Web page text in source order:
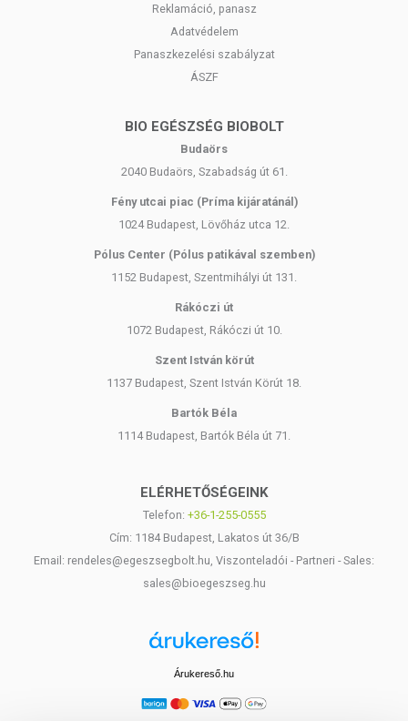
Reklamáció, panasz
Adatvédelem
Panaszkezelési szabályzat
ÁSZF
BIO EGÉSZSÉG BIOBOLT
Budaörs
2040 Budaörs, Szabadság út 61.
Fény utcai piac (Príma kijáratánál)
1024 Budapest, Lövőház utca 12.
Pólus Center (Pólus patikával szemben)
1152 Budapest, Szentmihályi út 131.
Rákóczi út
1072 Budapest, Rákóczi út 10.
Szent István körút
1137 Budapest, Szent István Körút 18.
Bartók Béla
1114 Budapest, Bartók Béla út 71.
ELÉRHETŐSÉGEINK
Telefon: +36-1-255-0555
Cím: 1184 Budapest, Lakatos út 36/B
Email: rendeles@egeszsegbolt.hu, Viszonteladói - Partneri - Sales:
sales@bioegeszseg.hu
Árukereső.hu